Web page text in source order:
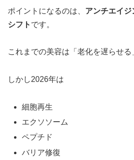
ポイントになるのは、 アンチエイ
シフト です。
これまでの美容は「老化を遅らせる
しかし2026年は
細胞再生
エクソソーム
ペプチド
バリア修復